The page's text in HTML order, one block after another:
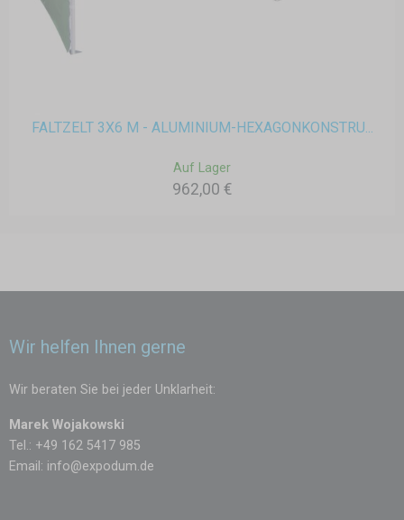
FALTZELT 3X6 M - ALUMINIUM-HEXAGONKONSTRU...
Auf Lager
962,00 €
Wir helfen Ihnen gerne
Wir beraten Sie bei jeder Unklarheit:
Marek Wojakowski
Tel.: +49 162 5417 985
Email: info@expodum.de